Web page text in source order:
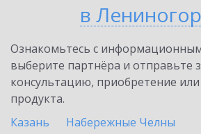
в
Ознакомьтесь с
выберите партнёра и отправьте
консультацию, приобретение
продукта.
Казань
Набережные Челны